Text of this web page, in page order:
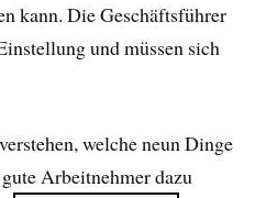
kann. Die Geschäftsführer
und müssen sich
welche neun Dinge
Arbeitnehmer dazu